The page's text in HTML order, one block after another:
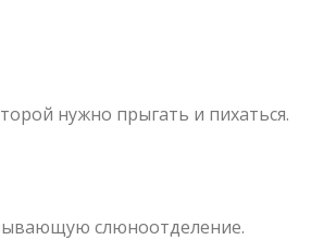
нужно прыгать и пихаться.
слюноотделение.